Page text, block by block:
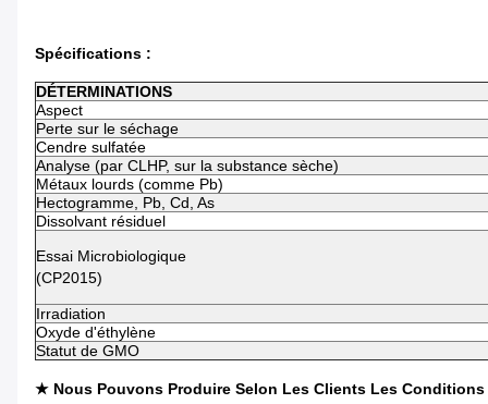
Spécifications :
DÉTERMINATIONS
Aspect
Perte sur le séchage
Cendre sulfatée
Analyse (par CLHP, sur la substance sèche)
Métaux lourds (comme Pb)
Hectogramme, Pb, Cd, As
Dissolvant résiduel
Essai Microbiologique
(CP2015)
Irradiation
Oxyde d'éthylène
Statut de GMO
★ Nous Pouvons Produire Selon Les Clients Les